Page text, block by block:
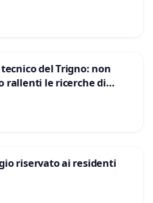
del Trigno: non
rallenti le ricerche di
riservato ai residenti